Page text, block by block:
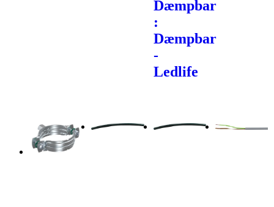
Dæmpbar
:
Dæmpbar
-
Ledlife